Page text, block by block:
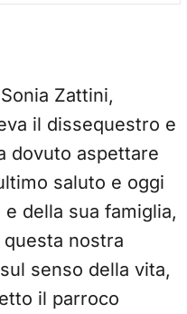
Zattini,
il dissequestro e
dovuto aspettare
saluto e oggi
della sua famiglia,
nostra
senso della vita,
il parroco